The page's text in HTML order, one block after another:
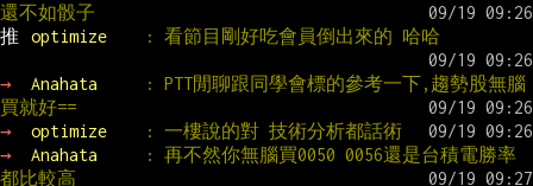
還不如骰子
推
optimize : 看節目剛好吃會員倒出來的 哈哈
→ Anahata
: PTT閒聊跟同學會標的參考一下,趨勢股無腦
買就好==
→
optimize
: 一樓說的對 技術分析都話術
→
Anahata
: 再不然你無腦買0050 0056還是台積電勝率
都比較高